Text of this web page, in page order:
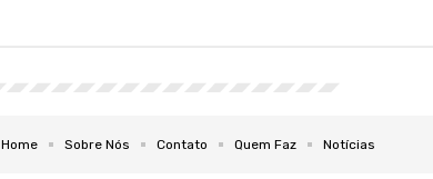
Home Sobre Nós Contato Quem Faz Notícias